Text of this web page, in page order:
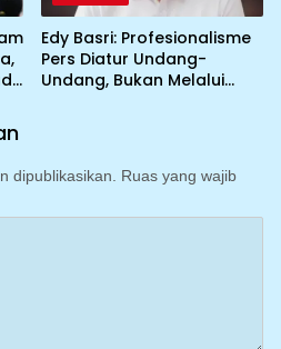
Edy Basri: Profesionalisme
Pers Diatur Undang-
Undang, Bukan Melalui
dipublikasikan.
Ruas yang wajib